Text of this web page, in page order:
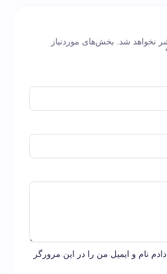
نخواهد شد.
بخش‌های موردنیاز
نام و ایمیل من را در این مرورگر